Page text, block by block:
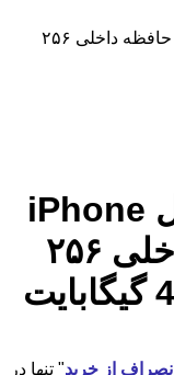
گوشی موبایل اپل مدل iPhone SE 2022 با حافظه داخلی ۲۵۶
گوشی موبایل اپل مدل iPhone
SE 2022 با حافظه داخلی ۲۵۶
انصراف از خرید" تنها در